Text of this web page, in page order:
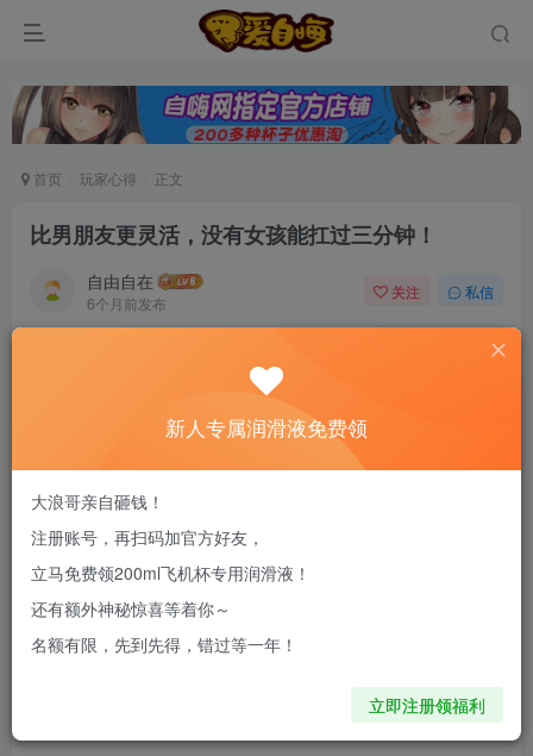
首页 玩家心得 正文
比男朋友更灵活，没有女孩能扛过三分钟！
自由自在
6个月前发布
关注 私信
新老司机速来！注册自嗨网+扫码加好友，即
送200ml润滑液→
它可不只是性能小怪兽，在产品尺寸上，专门经过
亚洲女性精心设计，头部螺纹的设计，帮你更快找
到“High”点
觑的小玩具！帮你打开一扇新大门“ 发现更美好的
新人专属润滑液免费领
大浪哥亲自砸钱！
注册账号，再扫码加官方好友，
立马免费领200ml飞机杯专用润滑液！
还有额外神秘惊喜等着你～
名额有限，先到先得，错过等一年！
立即注册领福利